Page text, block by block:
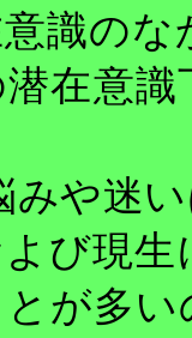
識の
在意
みや迷
び現
が多